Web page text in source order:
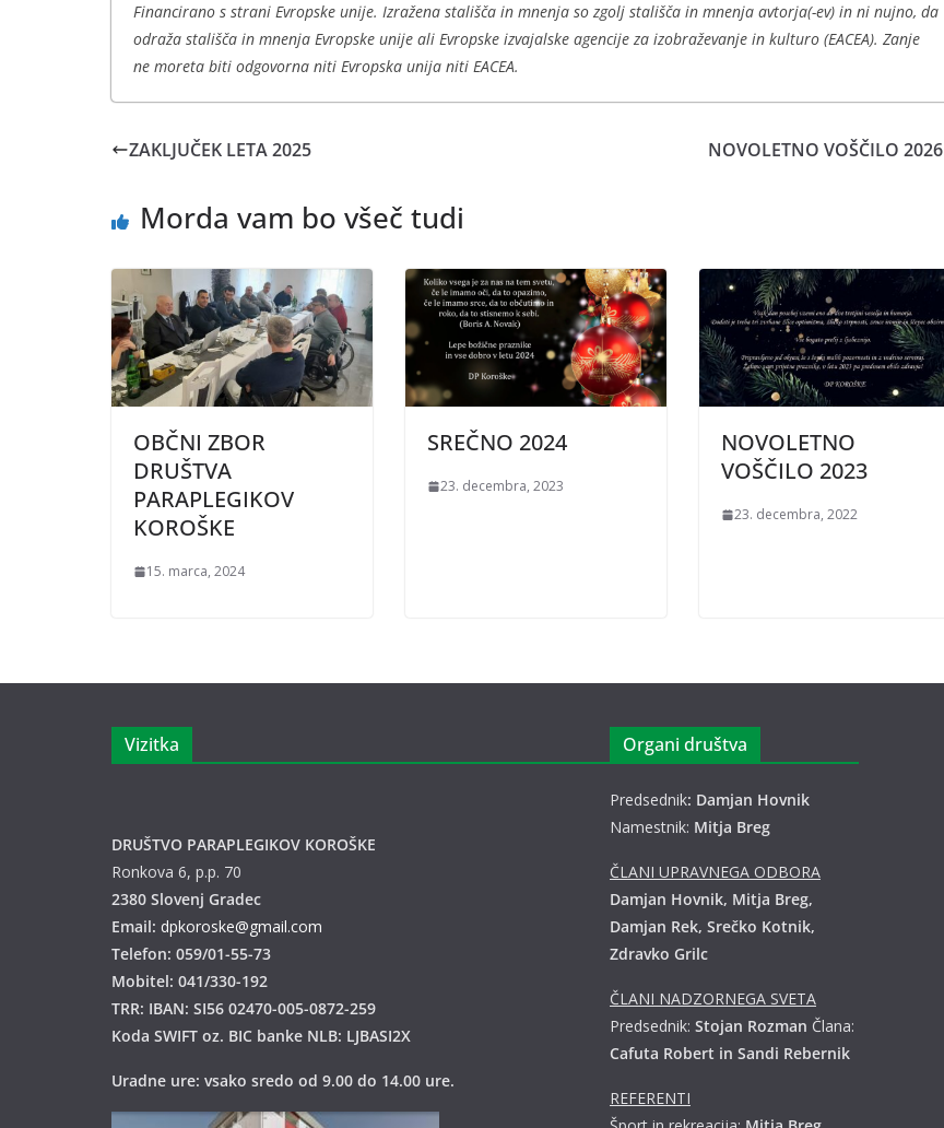
Financirano s strani Evropske unije. Izražena stališča in mnenja so zgolj stališča in mnenja avtorja(-ev) in ni nujno, da
odraža stališča in mnenja Evropske unije ali Evropske izvajalske agencije za izobraževanje in kulturo (EACEA). Zanje
ne moreta biti odgovorna niti Evropska unija niti EACEA.
ZAKLJUČEK LETA 2025 NOVOLETNO VOŠČILO 2026
Morda vam bo všeč tudi
OBČNI ZBOR
DRUŠTVA
PARAPLEGIKOV
KOROŠKE
15. marca, 2024
SREČNO 2024
23. decembra, 2023
NOVOLETNO
VOŠČILO 2023
23. decembra, 2022
Vizitka
DRUŠTVO PARAPLEGIKOV KOROŠKE
Ronkova 6, p.p. 70
2380 Slovenj Gradec
Email: dpkoroske@gmail.com
Telefon: 059/01-55-73
Mobitel: 041/330-192
TRR: IBAN: SI56 02470-005-0872-259
Koda SWIFT oz. BIC banke NLB: LJBASI2X
Uradne ure: vsako sredo od 9.00 do 14.00 ure.
Organi društva
Predsednik: Damjan Hovnik
Namestnik: Mitja Breg
ČLANI UPRAVNEGA ODBORA
Damjan Hovnik, Mitja Breg,
Damjan Rek, Srečko Kotnik,
Zdravko Grilc
ČLANI NADZORNEGA SVETA
Predsednik: Stojan Rozman Člana:
Cafuta Robert in Sandi Rebernik
REFERENTI